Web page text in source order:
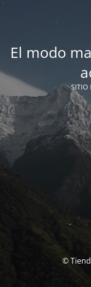
El modo
SITIO
©